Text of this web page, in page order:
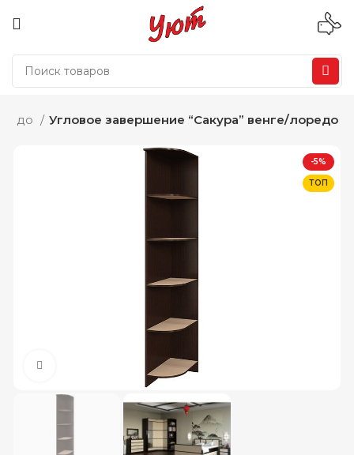
Угловое завершение “Сакура” венге/лоредо
-5%
ТОП
Нажмите, чтобы увеличить